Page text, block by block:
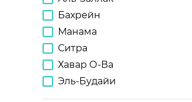
Бахрейн
Манама
Ситра
Хавар О-Ва
Эль-Будайи